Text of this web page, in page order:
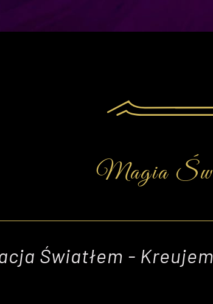
Magia
Światłem -